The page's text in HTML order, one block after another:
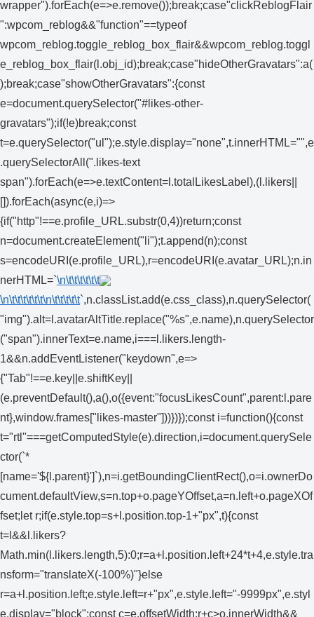
wrapper").forEach(e=>e.remove());break;case"clickReblogFlair
":wpcom_reblog&&"function"==typeof
wpcom_reblog.toggle_reblog_box_flair&&wpcom_reblog.toggl
e_reblog_box_flair(l.obj_id);break;case"hideOtherGravatars":a(
);break;case"showOtherGravatars":{const
e=document.querySelector("#likes-other-
gravatars");if(!e)break;const
t=e.querySelector("ul");e.style.display="none",t.innerHTML="",e
.querySelectorAll(".likes-text
span").forEach(e=>e.textContent=l.totalLikesLabel),(l.likers||
[]).forEach(async(e,i)=>
{if("http"!==e.profile_URL.substr(0,4))return;const
n=document.createElement("li");t.append(n);const
s=encodeURI(e.profile_URL),r=encodeURI(e.avatar_URL);n.in
nerHTML=`\n\t\t\t\t\t\t
\n\t\t\t\t\t\t\n\t\t\t\t\t`,n.classList.add(e.css_class),n.querySelector(
"img").alt=l.avatarAltTitle.replace("%s",e.name),n.querySelector
("span").innerText=e.name,i===l.likers.length-
1&&n.addEventListener("keydown",e=>
{"Tab"!==e.key||e.shiftKey||
(e.preventDefault(),a(),o({event:"focusLikesCount",parent:l.pare
nt},window.frames["likes-master"]))})});const i=function(){const
t="rtl"===getComputedStyle(e).direction,i=document.querySele
ctor(`*
[name='${l.parent}']`),n=i.getBoundingClientRect(),o=i.ownerDo
cument.defaultView,s=n.top+o.pageYOffset,a=n.left+o.pageXOf
fset;let r;if(e.style.top=s+l.position.top-1+"px",t){const
t=l&&l.likers?
Math.min(l.likers.length,5):0;r=a+l.position.left+24*t+4,e.style.tra
nsform="translateX(-100%)"}else
r=a+l.position.left;e.style.left=r+"px",e.style.left="-9999px",e.styl
e.display="block";const c=e.offsetWidth;r+c>o.innerWidth&&